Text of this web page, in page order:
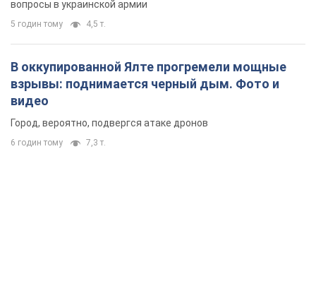
вопросы в украинской армии
5 годин тому 4,5 т.
В оккупированной Ялте прогремели мощные
взрывы: поднимается черный дым. Фото и
видео
Город, вероятно, подвергся атаке дронов
6 годин тому 7,3 т.